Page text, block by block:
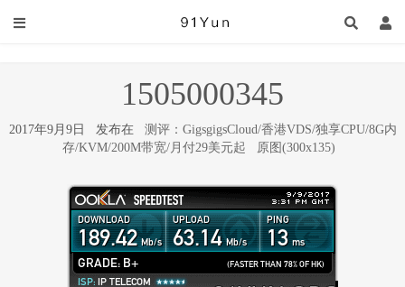
1505000345
2017年9月9日 发布在 测评：GigsgigsCloud/香港VDS/独享CPU/8G内
存/KVM/200M带宽/月付29美元起
原图(300x135)